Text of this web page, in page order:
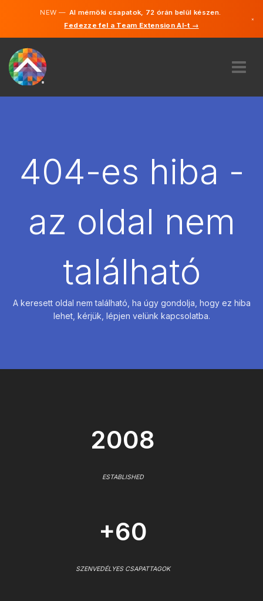
NEW —AI mérnöki csapatok, 72 órán belül készen.
Fedezze fel a Team Extension AI-t →
×
BÉREL
404-es hiba -
az oldal nem
található
A keresett oldal nem található, ha úgy gondolja, hogy ez hiba
lehet, kérjük, lépjen velünk kapcsolatba.
2008
ESTABLISHED
+60
SZENVEDÉLYES CSAPATTAGOK